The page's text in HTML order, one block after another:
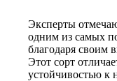
Эксперты
одним из самых
благодаря своим
Этот сорт
устойчивостью к